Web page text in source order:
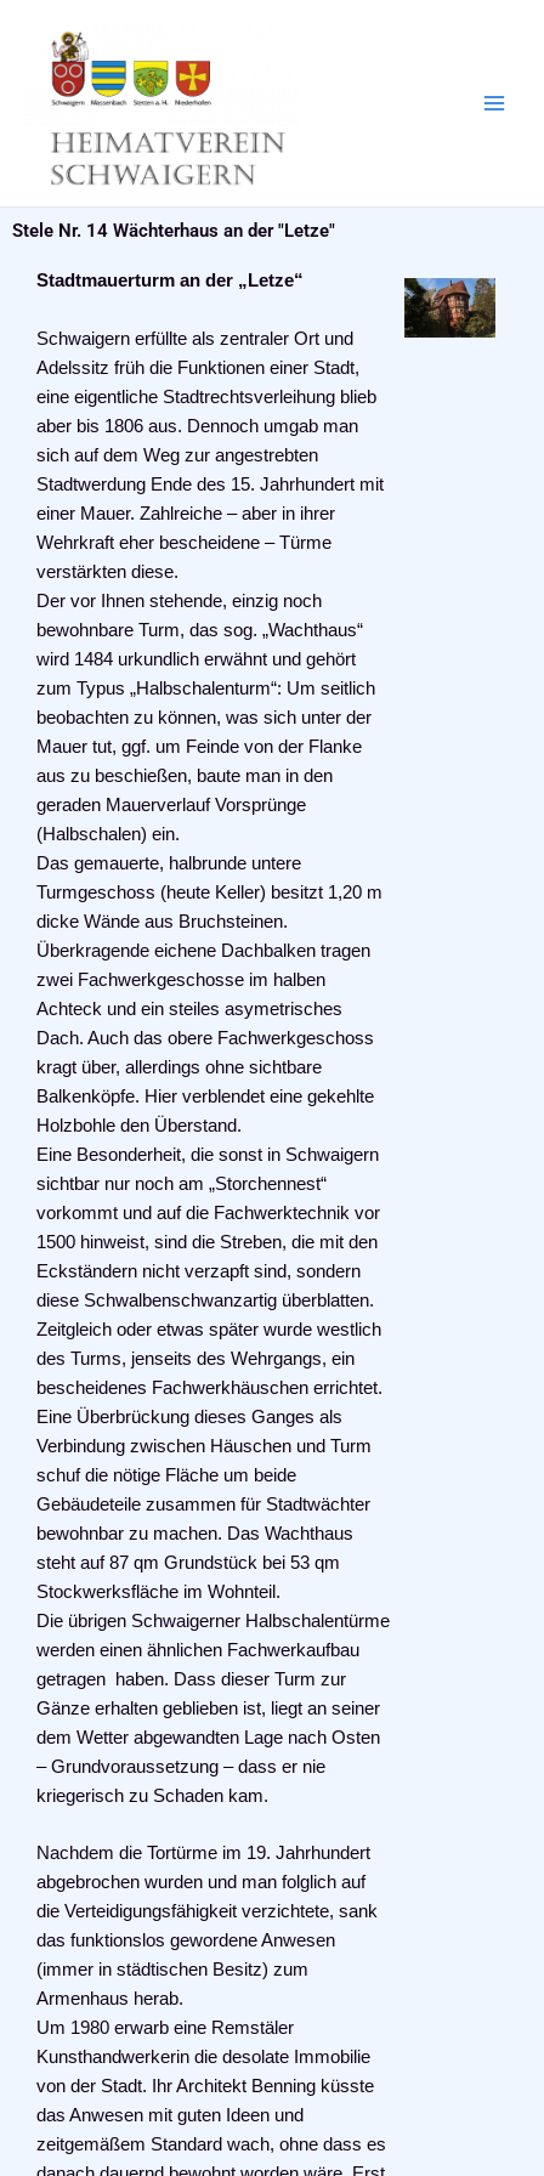
springen
Stele Nr. 14 Wächterhaus an der "Letze"
Stadtmauerturm an der „Letze“
Schwaigern erfüllte als zentraler Ort und
Adelssitz früh die Funktionen einer Stadt,
eine eigentliche Stadtrechtsverleihung blieb
aber bis 1806 aus. Dennoch umgab man
sich auf dem Weg zur angestrebten
Stadtwerdung Ende des 15. Jahrhundert mit
einer Mauer. Zahlreiche – aber in ihrer
Wehrkraft eher bescheidene – Türme
verstärkten diese.
Der vor Ihnen stehende, einzig noch
bewohnbare Turm, das sog. „Wachthaus“
wird 1484 urkundlich erwähnt und gehört
zum Typus „Halbschalenturm“: Um seitlich
beobachten zu können, was sich unter der
Mauer tut, ggf. um Feinde von der Flanke
aus zu beschießen, baute man in den
geraden Mauerverlauf Vorsprünge
(Halbschalen) ein.
Das gemauerte, halbrunde untere
Turmgeschoss (heute Keller) besitzt 1,20 m
dicke Wände aus Bruchsteinen.
Überkragende eichene Dachbalken tragen
zwei Fachwerkgeschosse im halben
Achteck und ein steiles asymetrisches
Dach. Auch das obere Fachwerkgeschoss
kragt über, allerdings ohne sichtbare
Balkenköpfe. Hier verblendet eine gekehlte
Holzbohle den Überstand.
Eine Besonderheit, die sonst in Schwaigern
sichtbar nur noch am „Storchennest“
vorkommt und auf die Fachwerktechnik vor
1500 hinweist, sind die Streben, die mit den
Eckständern nicht verzapft sind, sondern
diese Schwalbenschwanzartig überblatten.
Zeitgleich oder etwas später wurde westlich
des Turms, jenseits des Wehrgangs, ein
bescheidenes Fachwerkhäuschen errichtet.
Eine Überbrückung dieses Ganges als
Verbindung zwischen Häuschen und Turm
schuf die nötige Fläche um beide
Gebäudeteile zusammen für Stadtwächter
bewohnbar zu machen. Das Wachthaus
steht auf 87 qm Grundstück bei 53 qm
Stockwerksfläche im Wohnteil.
Die übrigen Schwaigerner Halbschalentürme
werden einen ähnlichen Fachwerkaufbau
getragen haben. Dass dieser Turm zur
Gänze erhalten geblieben ist, liegt an seiner
dem Wetter abgewandten Lage nach Osten
– Grundvoraussetzung – dass er nie
kriegerisch zu Schaden kam.
Nachdem die Tortürme im 19. Jahrhundert
abgebrochen wurden und man folglich auf
die Verteidigungsfähigkeit verzichtete, sank
das funktionslos gewordene Anwesen
(immer in städtischen Besitz) zum
Armenhaus herab.
Um 1980 erwarb eine Remstäler
Kunsthandwerkerin die desolate Immobilie
von der Stadt. Ihr Architekt Benning küsste
das Anwesen mit guten Ideen und
zeitgemäßem Standard wach, ohne dass es